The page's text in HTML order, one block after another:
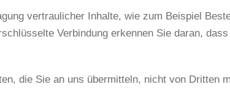
vertraulicher Inhalte, wie zum Beispiel
Verbindung erkennen Sie daran,
die Sie an uns übermitteln, nicht von Dritten